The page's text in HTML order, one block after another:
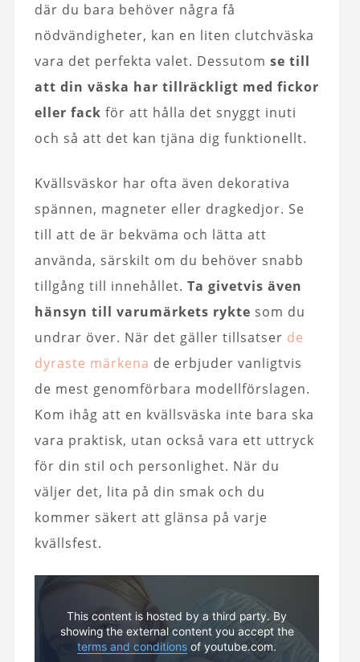
där du bara behöver några få
nödvändigheter, kan en liten clutchväska
vara det perfekta valet. Dessutom se till
att din väska har tillräckligt med fickor
eller fack för att hålla det snyggt inuti
och så att det kan tjäna dig funktionellt.
Kvällsväskor har ofta även dekorativa
spännen, magneter eller dragkedjor. Se
till att de är bekväma och lätta att
använda, särskilt om du behöver snabb
tillgång till innehållet. Ta givetvis även
hänsyn till varumärkets rykte som du
undrar över. När det gäller tillsatser de
dyraste märkena de erbjuder vanligtvis
de mest genomförbara modellförslagen.
Kom ihåg att en kvällsväska inte bara ska
vara praktisk, utan också vara ett uttryck
för din stil och personlighet. När du
väljer det, lita på din smak och du
kommer säkert att glänsa på varje
kvällsfest.
This content is hosted by a third party. By
showing the external content you accept the
terms and conditions of youtube.com.